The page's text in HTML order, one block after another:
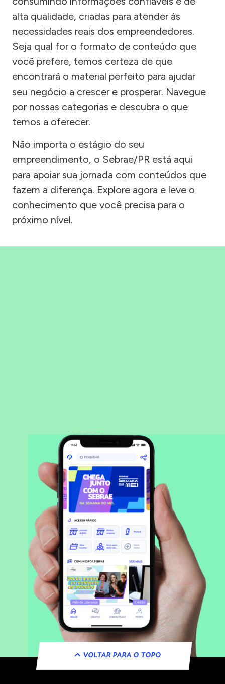
alta qualidade, criadas para atender às
necessidades reais dos empreendedores.
Seja qual for o formato de conteúdo que
você prefere, temos certeza de que
encontrará o material perfeito para ajudar
seu negócio a crescer e prosperar. Navegue
por nossas categorias e descubra o que
temos a oferecer.
Não importa o estágio do seu
empreendimento, o Sebrae/PR está aqui
para apoiar sua jornada com conteúdos que
fazem a diferença. Explore agora e leve o
conhecimento que você precisa para o
próximo nível.
VOLTAR PARA O TOPO